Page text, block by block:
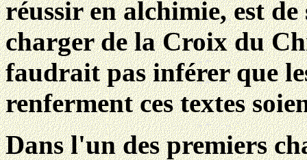
réussir en alchimie, est
charger de la Croix du
faudrait pas inférer que
renferment ces textes
Dans l'un des premiers